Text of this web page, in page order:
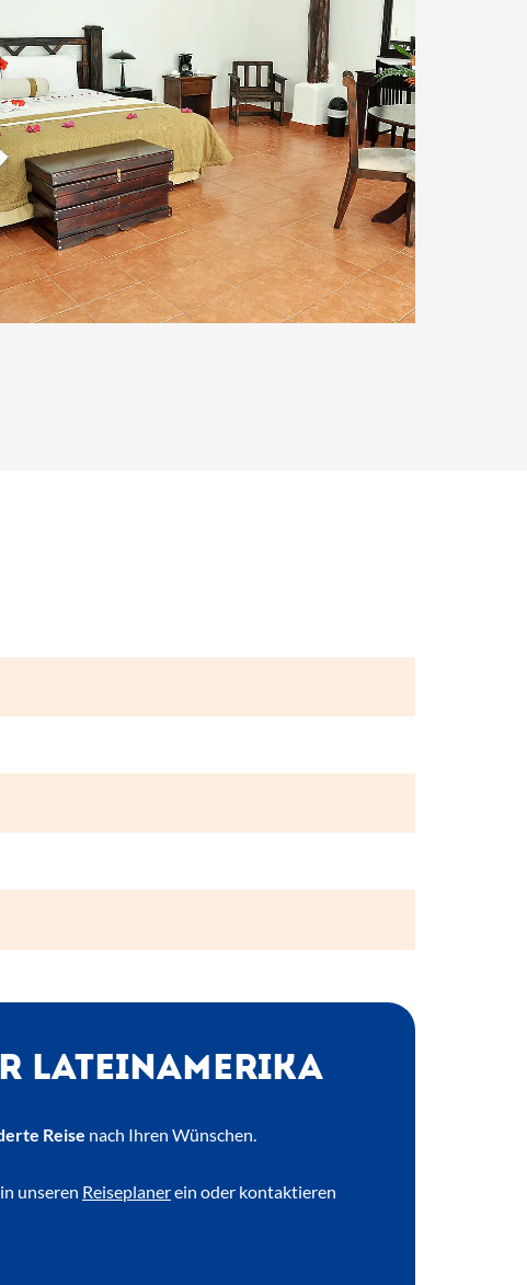
LATEINAMERIKA
Reise nach Ihren Wünschen.
unseren Reiseplanerein oder kontaktieren